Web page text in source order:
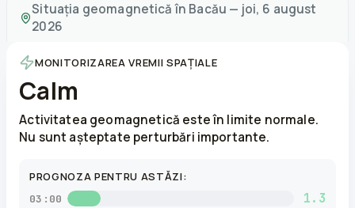
Situația geomagnetică în Bacău — joi, 6 august
2026
MONITORIZAREA VREMII SPAȚIALE
Calm
Activitatea geomagnetică este în limite normale.
Nu sunt așteptate perturbări importante.
PROGNOZA PENTRU ASTĂZI:
03:00 1.3